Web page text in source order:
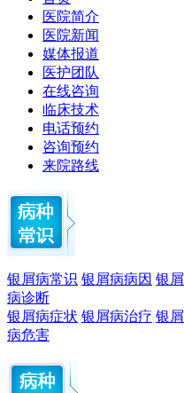
医院简介
医院新闻
媒体报道
医护团队
在线咨询
临床技术
电话预约
咨询预约
来院路线
银屑病常识 银屑病病因 银屑
病诊断
银屑病症状 银屑病治疗 银屑
病危害